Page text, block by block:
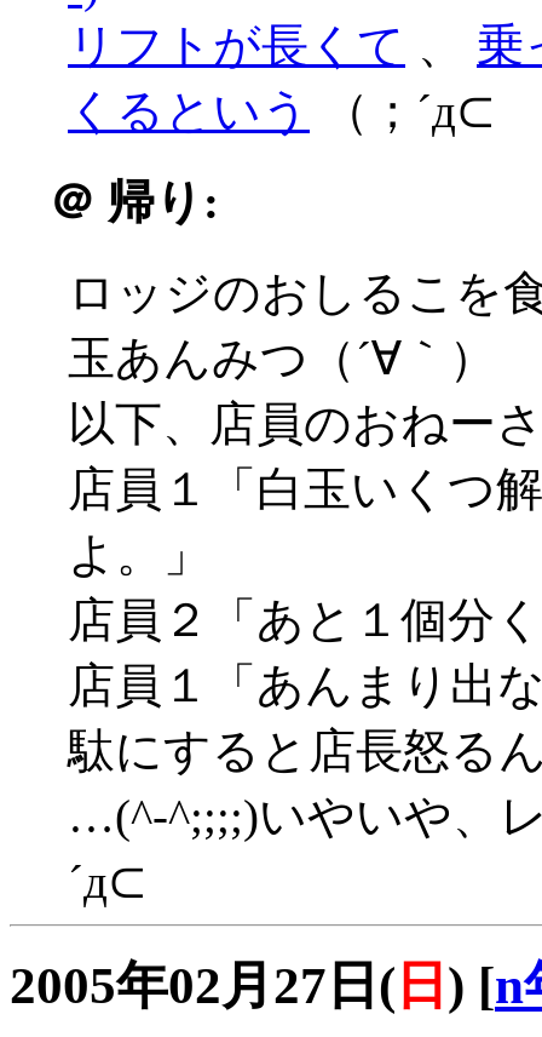
リフトが長くて 、 乗
くるという
（；´д⊂
＠ 帰り:
ロッジのおしるこを
玉あんみつ（´∀｀）
以下、店員のおねー
店員１「白玉いくつ
よ。」
店員２「あと１個分
店員１「あんまり出
駄にすると店長怒る
…(^-^;;;;)いやいや、
´д⊂
2005年02月27日( 日 ) [n